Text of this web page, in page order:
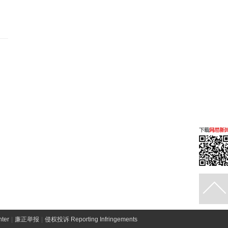
廉正举报 侵权投诉 Reporting Infringements